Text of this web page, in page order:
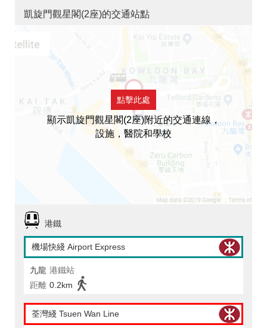
凱旋門觀星閣(2座)的交通站點
點擊此處
顯示凱旋門觀星閣(2座)附近的交通連線，
設施，醫院和學校
港鐵
機場快綫 Airport Express
九龍 港鐵站
距離 0.2km
荃灣綫 Tsuen Wan Line